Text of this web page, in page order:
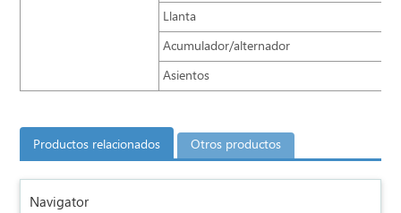
Llanta
Acumulador/alternador
Asientos
Productos relacionados Otros productos
Navigator